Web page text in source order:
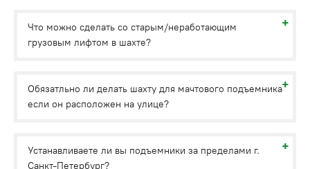
Что можно сделать со старым/неработающим
грузовым лифтом в шахте?
Обязатльно ли делать шахту для мачтового подъемника
если он расположен на улице?
Устанавливаете ли вы подъемники за пределами г.
Санкт-Петербург?